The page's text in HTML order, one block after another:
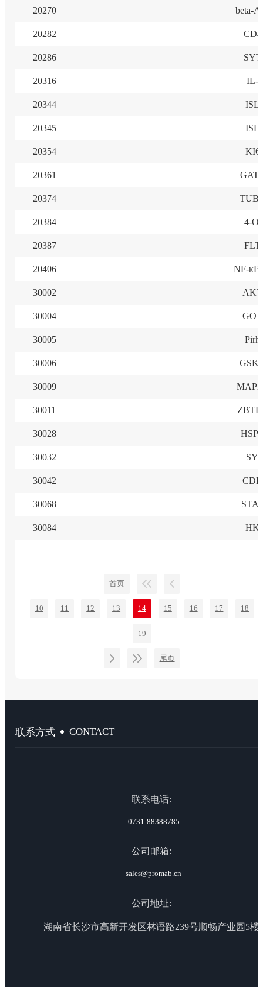
20270 beta-
20282
20286
20316 IL-2
20344
20345
20354
20361
20374
20384 4-
20387
20406 NF-κB
30002
30004
30005
30006
30009
30011
30028
30032
30042
30068
30084
首页
10 11 12 13 14 15 16 17 18
19
尾页
联系方式 CONTACT
联系电话:
0731-88388785
公司邮箱:
sales@promab.cn
公司地址:
湖南省长沙市高新开发区林语路239号顺畅产业园5楼